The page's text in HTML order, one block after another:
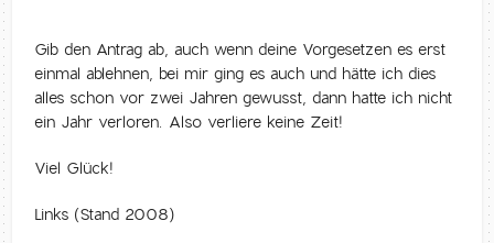
Gib den Antrag ab, auch wenn deine Vorgesetzen es erst
einmal ablehnen, bei mir ging es auch und hätte ich dies
alles schon vor zwei Jahren gewusst, dann hatte ich nicht
ein Jahr verloren. Also verliere keine Zeit!
Viel Glück!
Links (Stand 2008)